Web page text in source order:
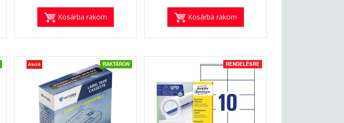
Kosárba rakom Kosárba rakom
Akció RAKTÁRON RENDELÉSRE